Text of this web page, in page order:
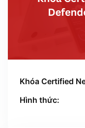
Khóa Certified
Hình thức: